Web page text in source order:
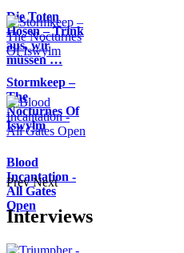
Die Toten
Hosen – Trink
aus, wir
müssen …
Stormkeep –
The
Nocturnes Of
Iswylm
Blood
Incantation -
All Gates
Open
Prev Next
Interviews